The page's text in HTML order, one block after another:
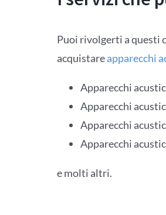
Puoi rivolgerti a questi
acquistareapparecchi
Apparecchi
Apparecchi
Apparecchi
Apparecchi
e molti altri.